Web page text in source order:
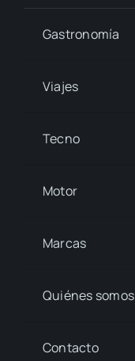
Gastronomía
Viajes
Tecno
Motor
Marcas
Quiénes somos
Contacto